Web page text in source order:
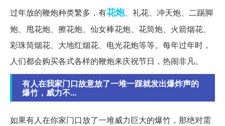
过年放的鞭炮种类繁多，有花炮、礼花、冲天炮、二踢脚
炮、甩花炮、擦花炮、仙女棒花炮、花筒炮、火箭烟花、
彩珠筒烟花、大地红烟花、电光花炮等等。每年过年时，
人们都会购买各式各样的鞭炮来庆祝节日，热闹非凡。
有人在我家门口故意放了一堆一踩就发出爆炸声的
爆竹，威力不...
如果有人在你家门口放了一堆威力巨大的爆竹，那绝对需